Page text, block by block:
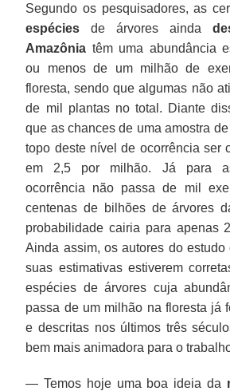
Segundo os pesquisadores, as
espéciesde árvores ainda
Amazônia têm uma abundância
ou menos de um milhão de
floresta, sendo que algumas não
de mil plantas no total. Diante
que as chances de uma amostra
topo deste nível de ocorrência ser
em 2,5 por milhão. Já para
ocorrência não passa de mil
centenas de bilhões de árvores
probabilidade cairia para apenas
Ainda assim, os autores do estudo
suas estimativas estiverem
espécies de árvores cuja
passa de um milhão na floresta já
e descritas nos últimos três
bem mais animadora para o
— Temos hoje uma boa ideia da